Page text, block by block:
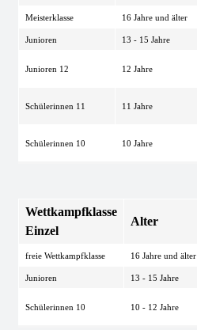
Meisterklasse 16 Jahre und älter
Junioren 13 - 15 Jahre
Junioren 12 12 Jahre
Schülerinnen 11 11 Jahre
Schülerinnen 10 10 Jahre
Wettkampfklasse
Einzel
Alter
freie Wettkampfklasse 16 Jahre und älter
Junioren 13 - 15 Jahre
Schülerinnen 10 10 - 12 Jahre